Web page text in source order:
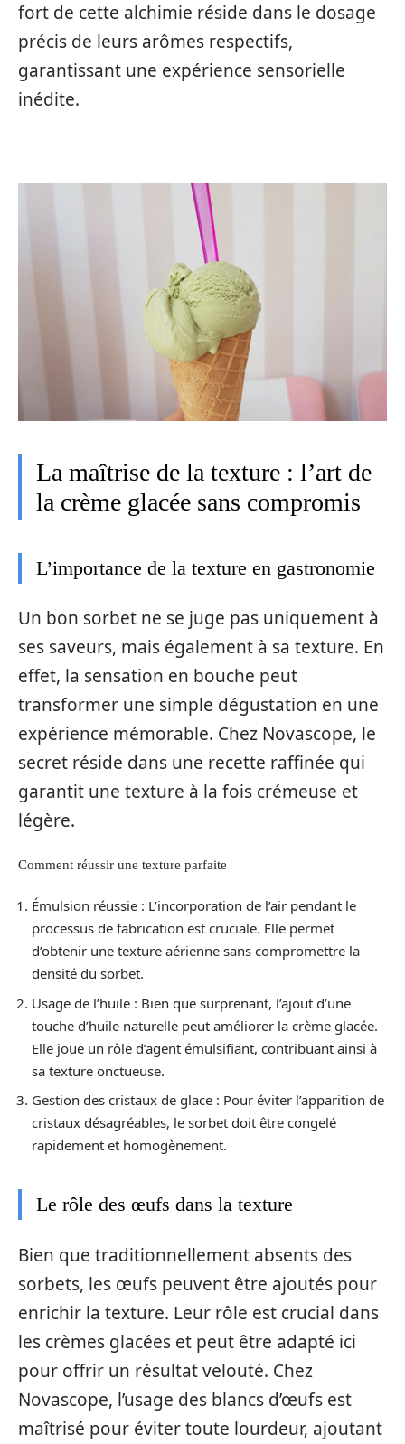
fort de cette alchimie réside dans le dosage
précis de leurs arômes respectifs,
garantissant une expérience sensorielle
inédite.
La maîtrise de la texture : l’art de
la crème glacée sans compromis
L’importance de la texture en gastronomie
Un bon sorbet ne se juge pas uniquement à
ses saveurs, mais également à sa texture. En
effet, la sensation en bouche peut
transformer une simple dégustation en une
expérience mémorable. Chez Novascope, le
secret réside dans une recette raffinée qui
garantit une texture à la fois crémeuse et
légère.
Comment réussir une texture parfaite
Émulsion réussie : L’incorporation de l’air pendant le
processus de fabrication est cruciale. Elle permet
d’obtenir une texture aérienne sans compromettre la
densité du sorbet.
Usage de l’huile : Bien que surprenant, l’ajout d’une
touche d’huile naturelle peut améliorer la crème glacée.
Elle joue un rôle d’agent émulsifiant, contribuant ainsi à
sa texture onctueuse.
Gestion des cristaux de glace : Pour éviter l’apparition de
cristaux désagréables, le sorbet doit être congelé
rapidement et homogènement.
Le rôle des œufs dans la texture
Bien que traditionnellement absents des
sorbets, les œufs peuvent être ajoutés pour
enrichir la texture. Leur rôle est crucial dans
les crèmes glacées et peut être adapté ici
pour offrir un résultat velouté. Chez
Novascope, l’usage des blancs d’œufs est
maîtrisé pour éviter toute lourdeur, ajoutant